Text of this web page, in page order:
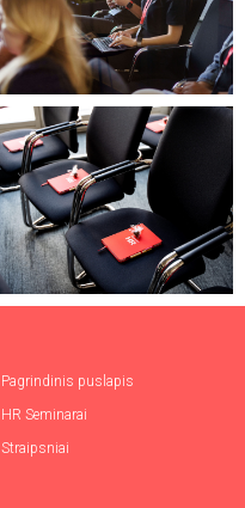
Pagrindinis puslapis
HR Seminarai
Straipsniai